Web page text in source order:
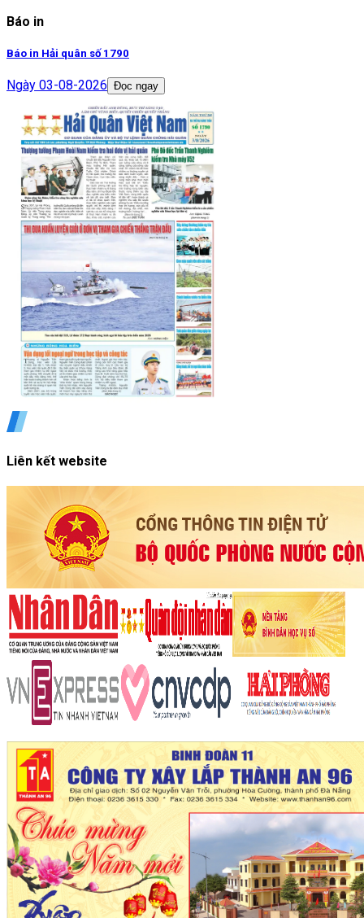
Báo in
Báo in Hải quân số 1790
Ngày 03-08-2026 Đọc ngay
Liên kết website